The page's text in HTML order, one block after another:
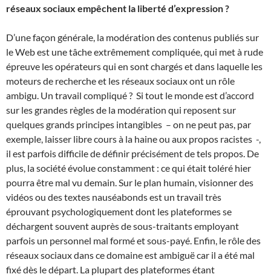
réseaux sociaux empêchent la liberté d’expression ?
D’une façon générale, la modération des contenus publiés sur
le Web est une tâche extrêmement compliquée, qui met à rude
épreuve les opérateurs qui en sont chargés et dans laquelle les
moteurs de recherche et les réseaux sociaux ont un rôle
ambigu. Un travail compliqué ? Si tout le monde est d’accord
sur les grandes règles de la modération qui reposent sur
quelques grands principes intangibles – on ne peut pas, par
exemple, laisser libre cours à la haine ou aux propos racistes -,
il est parfois difficile de définir précisément de tels propos. De
plus, la société évolue constamment : ce qui était toléré hier
pourra être mal vu demain. Sur le plan humain, visionner des
vidéos ou des textes nauséabonds est un travail très
éprouvant psychologiquement dont les plateformes se
déchargent souvent auprès de sous-traitants employant
parfois un personnel mal formé et sous-payé. Enfin, le rôle des
réseaux sociaux dans ce domaine est ambiguë car il a été mal
fixé dès le départ. La plupart des plateformes étant